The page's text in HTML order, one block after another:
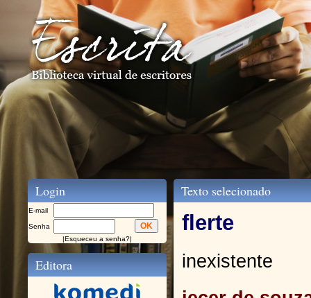
Login
E-mail
Senha
|Esqueceu a senha?|
Editora
Texto selecionado
flerte
inexistente